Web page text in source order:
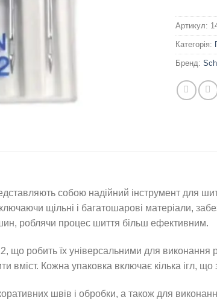
Артикул:
Категорія:
Бренд:
собою надійний інструмент для
щільні і багатошарові матеріали,
роблячи процес шиття більш ефективним.
що робить їх універсальними для виконання
Кожна упаковка включає кілька ігл, що
швів і обробки, а також для